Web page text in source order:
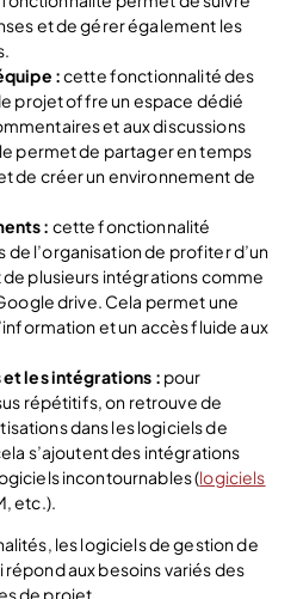
et de gérer également les
:cette fonctionnalité des
projet offre un espace dédié
et aux discussions
permet de partager en temps
de créer un environnement de
: cette fonctionnalité
l’organisation de profiter d’un
plusieurs intégrations comme
drive. Cela permet une
et un accès fluide aux
les intégrations : pour
répétitifs, on retrouve de
dans les logiciels de
s’ajoutent des intégrations
incontournables (logiciels
etc.).
les logiciels de gestion de
aux besoins variés des
de projet.